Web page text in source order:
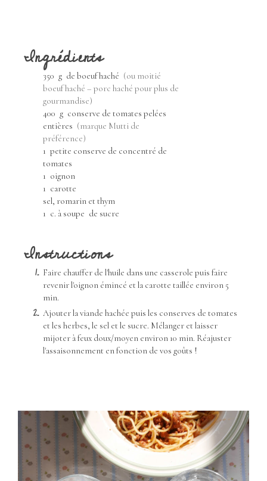
Ingrédients
350 g de boeuf haché (ou moitié
boeuf haché – porc haché pour plus de
gourmandise)
400 g conserve de tomates pelées
entières (marque Mutti de
préférence)
1 petite conserve de concentré de
tomates
1 oignon
1 carotte
sel, romarin et thym
1 c. à soupe de sucre
Instructions
Faire chauffer de l'huile dans une casserole puis faire
revenir l'oignon émincé et la carotte taillée environ 5
min.
Ajouter la viande hachée puis les conserves de tomates
et les herbes, le sel et le sucre. Mélanger et laisser
mijoter à feux doux/moyen environ 10 min. Réajuster
l'assaisonnement en fonction de vos goûts !